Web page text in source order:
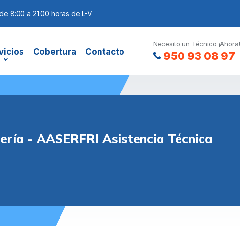
de 8:00 a 21:00 horas de L-V
Cobertura Contacto
Necesito un Técnico ¡Ahora!
950 93 08 97
- AASERFRI Asistencia Técnica